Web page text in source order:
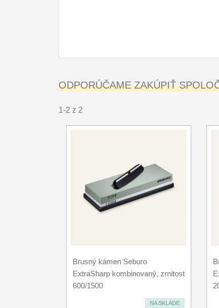
ODPORÚČAME ZAKÚPIŤ
1-2 z 2
Brusný kámen Seburo
ExtraSharp kombinovaný, zrnitost
600/1500
NA SKLADE